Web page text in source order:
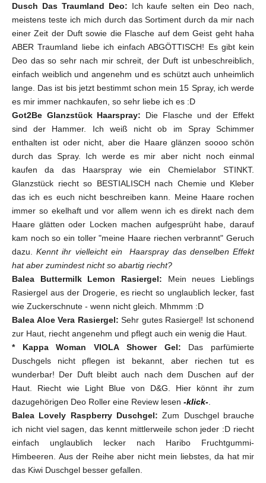
Dusch Das Traumland Deo: Ich kaufe selten ein Deo nach,
meistens teste ich mich durch das Sortiment durch da mir nach
einer Zeit der Duft sowie die Flasche auf dem Geist geht haha
ABER Traumland liebe ich einfach ABGÖTTISCH! Es gibt kein
Deo das so sehr nach mir schreit, der Duft ist unbeschreiblich,
einfach weiblich und angenehm und es schützt auch unheimlich
lange. Das ist bis jetzt bestimmt schon mein 15 Spray, ich werde
es mir immer nachkaufen, so sehr liebe ich es :D
Got2Be Glanzstück Haarspray: Die Flasche und der Effekt
sind der Hammer. Ich weiß nicht ob im Spray Schimmer
enthalten ist oder nicht, aber die Haare glänzen soooo schön
durch das Spray. Ich werde es mir aber nicht noch einmal
kaufen da das Haarspray wie ein Chemielabor STINKT.
Glanzstück riecht so BESTIALISCH nach Chemie und Kleber
das ich es euch nicht beschreiben kann. Meine Haare rochen
immer so ekelhaft und vor allem wenn ich es direkt nach dem
Haare glätten oder Locken machen aufgesprüht habe, darauf
kam noch so ein toller "meine Haare riechen verbrannt" Geruch
dazu.Kennt ihr vielleicht ein Haarspray das denselben Effekt
hat aber zumindest nicht so abartig riecht?
Balea Buttermilk Lemon Rasiergel: Mein neues Lieblings
Rasiergel aus der Drogerie, es riecht so unglaublich lecker, fast
wie Zuckerschnute - wenn nicht gleich. Mhmmm :D
Balea Aloe Vera Rasiergel: Sehr gutes Rasiergel! Ist schonend
zur Haut, riecht angenehm und pflegt auch ein wenig die Haut.
* Kappa Woman VIOLA Shower Gel: Das parfümierte
Duschgels nicht pflegen ist bekannt, aber riechen tut es
wunderbar! Der Duft bleibt auch nach dem Duschen auf der
Haut. Riecht wie Light Blue von D&G. Hier könnt ihr zum
dazugehörigen Deo Roller eine Review lesen -klick-
Balea Lovely Raspberry Duschgel:Zum Duschgel brauche
ich nicht viel sagen, das kennt mittlerweile schon jeder :D riecht
einfach unglaublich lecker nach Haribo Fruchtgummi-
Himbeeren. Aus der Reihe aber nicht mein liebstes, da hat mir
das Kiwi Duschgel besser gefallen.